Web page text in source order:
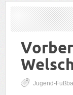
Jugend-Fußball